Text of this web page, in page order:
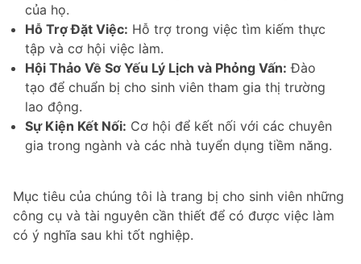
của họ.
Hỗ Trợ Đặt Việc: Hỗ trợ trong việc tìm kiếm thực
tập và cơ hội việc làm.
Hội Thảo Về Sơ Yếu Lý Lịch và Phỏng Vấn: Đào
tạo để chuẩn bị cho sinh viên tham gia thị trường
lao động.
Sự Kiện Kết Nối: Cơ hội để kết nối với các chuyên
gia trong ngành và các nhà tuyển dụng tiềm năng.
Mục tiêu của chúng tôi là trang bị cho sinh viên những
công cụ và tài nguyên cần thiết để có được việc làm
có ý nghĩa sau khi tốt nghiệp.